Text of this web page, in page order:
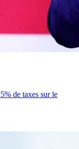
de taxes sur le